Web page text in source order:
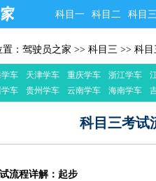
科目一 科目二 科目三
： 驾驶员之家 >> 科目三 >> 科目
车 天津学车 重庆学车 浙江学车
学车 贵州学车 云南学车 海南学车
科目三考试
流程详解：起步